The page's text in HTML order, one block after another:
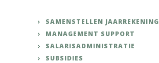
SAMENSTELLEN JAARREKENING
MANAGEMENT SUPPORT
SALARISADMINISTRATIE
SUBSIDIES